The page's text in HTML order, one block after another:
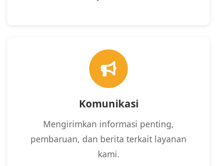
Komunikasi
Mengirimkan informasi penting,
pembaruan, dan berita terkait layanan
kami.